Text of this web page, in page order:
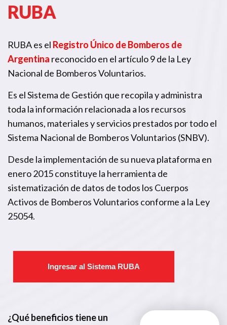
RUBA
RUBA es el Registro Único de Bomberos de
Argentina reconocido en el artículo 9 de la Ley
Nacional de Bomberos Voluntarios.
Es el Sistema de Gestión que recopila y administra
toda la información relacionada a los recursos
humanos, materiales y servicios prestados por todo el
Sistema Nacional de Bomberos Voluntarios (SNBV).
Desde la implementación de su nueva plataforma en
enero 2015 constituye la herramienta de
sistematización de datos de todos los Cuerpos
Activos de Bomberos Voluntarios conforme a la Ley
25054.
Ingresar al Sistema RUBA
¿Qué beneficios tiene un